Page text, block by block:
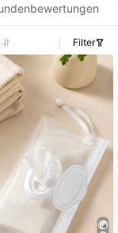
Filter